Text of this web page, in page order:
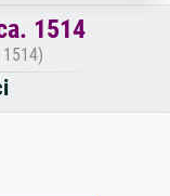
1514